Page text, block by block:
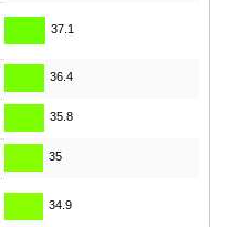
37.1
36.4
35.8
35
34.9